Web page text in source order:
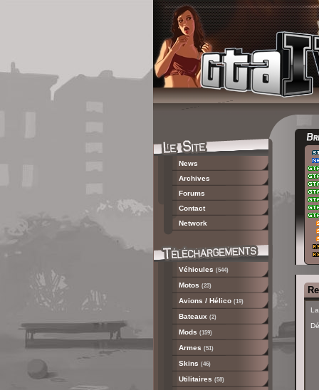
News
Archives
Forums
Contact
Network
Véhicules (544)
Motos (23)
Avions / Hélico (19)
Bateaux (2)
Mods (159)
Armes (51)
Skins (46)
Utilitaires (58)